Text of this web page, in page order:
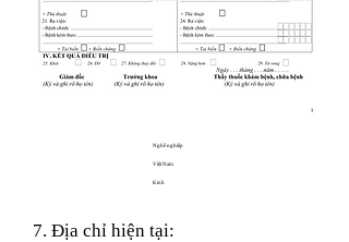
Nghề nghiệp
Việt Nam
Kinh
7. Địa chỉ hiện tại: